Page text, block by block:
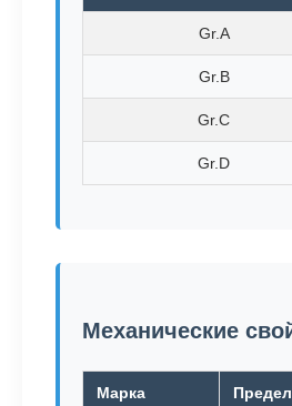
Gr.A
Gr.B
Gr.C
Gr.D
Механические
Марка